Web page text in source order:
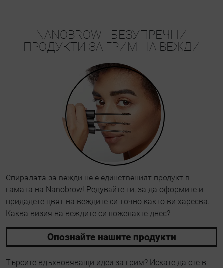
NANOBROW - БЕЗУПРЕЧНИ
ПРОДУКТИ ЗА ГРИМ НА ВЕЖДИ
Спиралата за вежди не е единственият продукт в
гамата на Nanobrow! Редувайте ги, за да оформите и
придадете цвят на веждите си точно както ви харесва.
Каква визия на веждите си пожелахте днес?
Опознайте нашите продукти
Търсите вдъхновяващи идеи за грим? Искате да сте в